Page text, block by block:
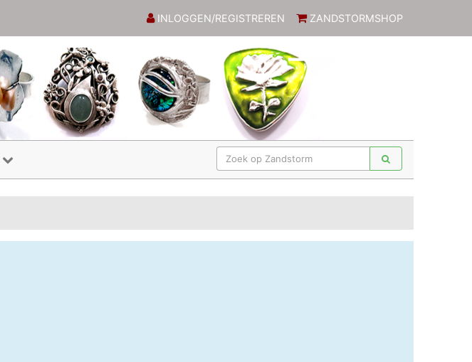
INLOGGEN/REGISTREREN ZANDSTORMSHOP